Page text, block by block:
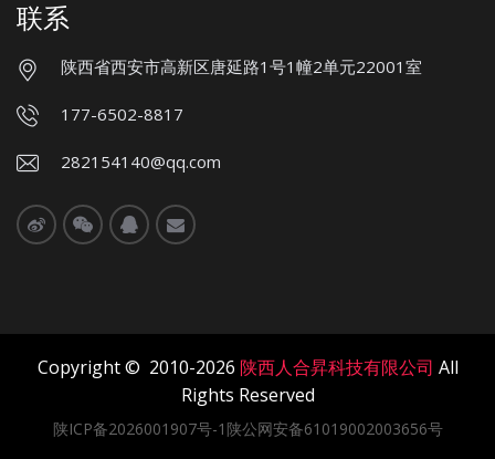
联系
陕西省西安市高新区唐延路1号1幢2单元22001室
177-6502-8817
282154140@qq.com
Copyright © 2010-2026 陕西人合昇科技有限公司 All
Rights Reserved
陕ICP备2026001907号-1陕公网安备61019002003656号